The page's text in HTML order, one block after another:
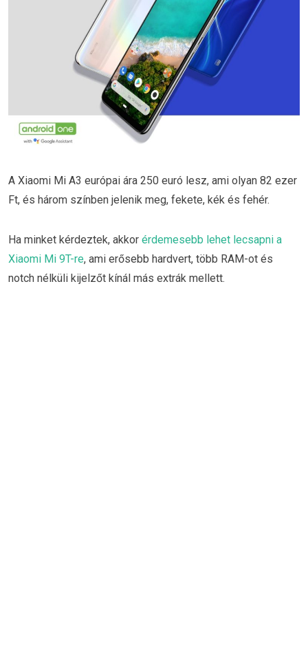
A Xiaomi Mi A3 európai ára 250 euró lesz, ami olyan 82 ezer
Ft, és három színben jelenik meg, fekete, kék és fehér.
Ha minket kérdeztek, akkor érdemesebb lehet lecsapni a
Xiaomi Mi 9T-re, ami erősebb hardvert, több RAM-ot és
notch nélküli kijelzőt kínál más extrák mellett.